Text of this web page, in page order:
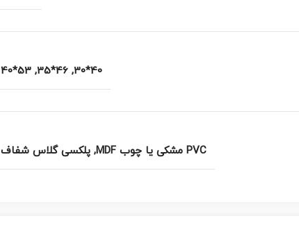
40*30
,
46*35
,
53*40
PVC مشکی یا چوب MDF , پلکسی گلاس شفاف